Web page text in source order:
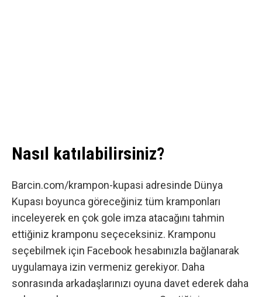
Nasıl katılabilirsiniz?
Barcin.com/krampon-kupasi adresinde Dünya
Kupası boyunca göreceğiniz tüm kramponları
inceleyerek en çok gole imza atacağını tahmin
ettiğiniz kramponu seçeceksiniz. Kramponu
seçebilmek için Facebook hesabınızla bağlanarak
uygulamaya izin vermeniz gerekiyor. Daha
sonrasında arkadaşlarınızı oyuna davet ederek daha